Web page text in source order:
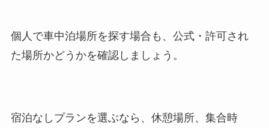
個人で車中泊場所を探す場合も、公式・許可され
た場所かどうかを確認しましょう。
宿泊なしプランを選ぶなら、休憩場所、集合時